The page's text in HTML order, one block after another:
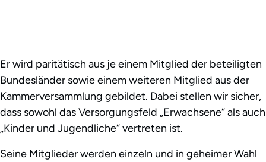
Er wird paritätisch aus je einem Mitglied der beteiligten
Bundesländer sowie einem weiteren Mitglied aus der
Kammerversammlung gebildet. Dabei stellen wir sicher,
dass sowohl das Versorgungsfeld „Erwachsene“ als auch
„Kinder und Jugendliche“ vertreten ist.
Seine Mitglieder werden einzeln und in geheimer Wahl